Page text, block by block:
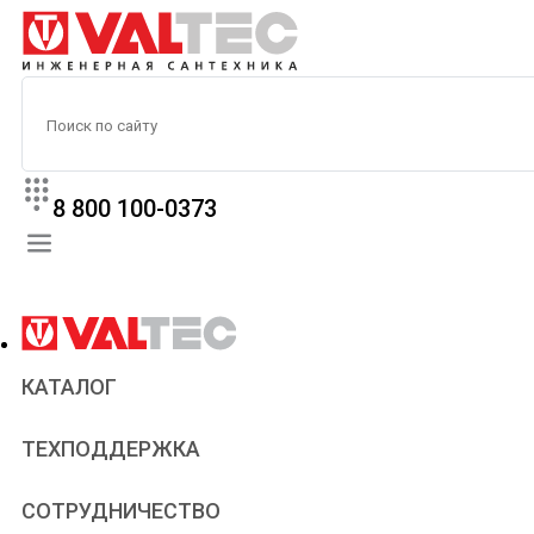
8 800 100-0373
КАТАЛОГ
ТЕХПОДДЕРЖКА
Паспорта и сертификаты
Статьи
СОТРУДНИЧЕСТВО
Сантехникам